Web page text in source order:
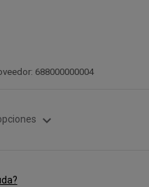
688000000004
expand_more